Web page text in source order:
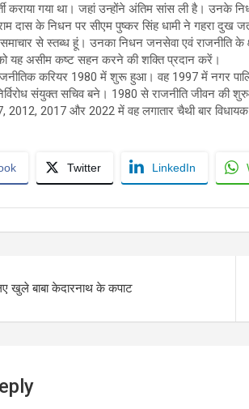
कराया गया था। जहां उन्होंने अंतिम सांस ली है। उनके
दास के निधन पर सीएम पुष्कर सिंह धामी ने गहरा दुख
से स्तब्ध हूं। उनका निधन जनसेवा एवं राजनीति के
यह असीम कष्ट सहन करने की शक्ति प्रदान करें।
करियर 1980 में शुरू हुआ। वह 1997 में नगर
संयुक्त सचिव बने। 1980 से राजनीति जीवन की
2012, 2017 और 2022 में वह लगातार चैथी बार
Twitter LinkedIn
खुले बाबा केदारनाथ के कपाट